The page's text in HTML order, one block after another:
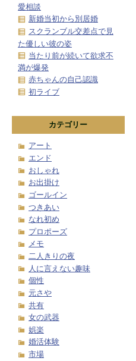
愛相談
新婚当初から別居婚
スクランブル交差点で見
た優しい彼の姿
当たり前が続いて欲求不
満が爆発
赤ちゃんの自己認識
初ライブ
カテゴリー
アート
エンド
おしゃれ
お出掛け
ゴールイン
つきあい
なれ初め
プロポーズ
メモ
二人きりの夜
人に言えない趣味
個性
元さや
共有
女の武器
娯楽
婚活体験
市場